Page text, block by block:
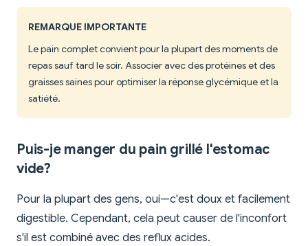
REMARQUE IMPORTANTE
Le pain complet convient pour la plupart des moments de
repas sauf tard le soir. Associer avec des protéines et des
graisses saines pour optimiser la réponse glycémique et la
satiété.
Puis-je manger du pain grillé l'estomac
vide?
Pour la plupart des gens, oui—c'est doux et facilement
digestible. Cependant, cela peut causer de l'inconfort
s'il est combiné avec des reflux acides.